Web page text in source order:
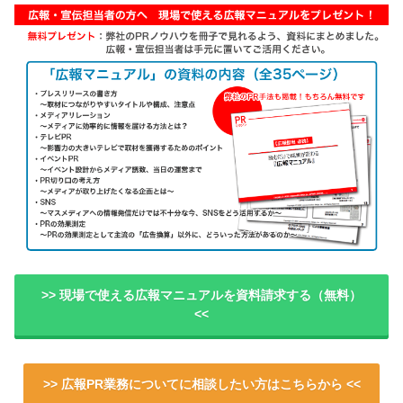
>> 現場で使える広報マニュアルを資料請求する（無料）
<<
>> 広報PR業務についてに相談したい方はこちらから <<